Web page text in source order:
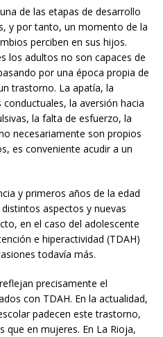
de las etapas de desarrollo
y por tanto, un momento de la
perciben en sus hijos.
los adultos no son capaces de
por una época propia de
trastorno. La apatía, la
la aversión hacia
la falta de esfuerzo, la
necesariamente son propios
es conveniente acudir a un
y primeros años de la edad
aspectos y nuevas
en el caso del adolescente
e hiperactividad (TDAH)
todavía más.
precisamente el
con TDAH. En la actualidad,
padecen este trastorno,
que en mujeres. En La Rioja,